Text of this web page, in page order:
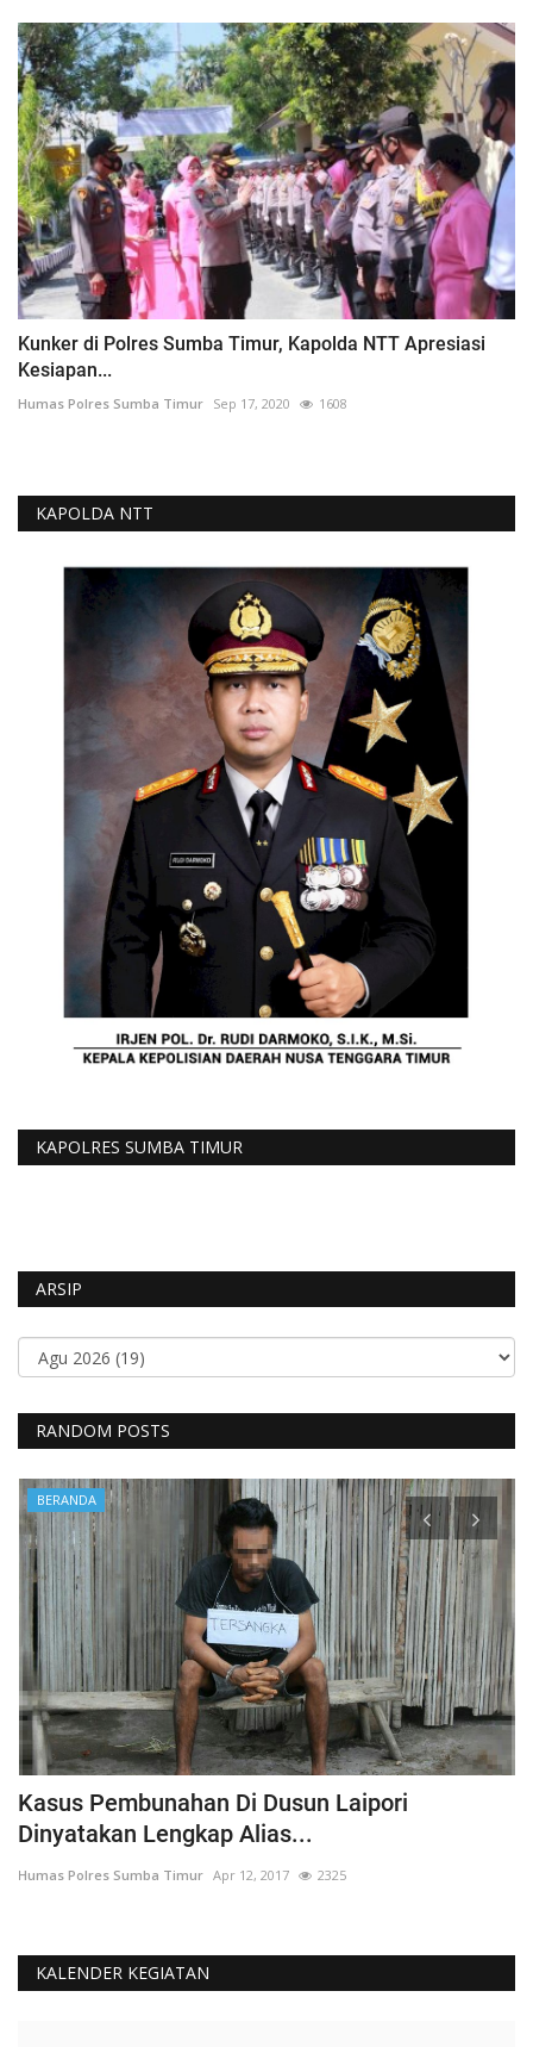
Kunker di Polres Sumba Timur, Kapolda NTT Apresiasi
Kesiapan...
Humas Polres Sumba Timur Sep 17, 2020 1608
KAPOLDA NTT
KAPOLRES SUMBA TIMUR
ARSIP
RANDOM POSTS
BERANDA
Kasus Pembunahan Di Dusun Laipori
Dinyatakan Lengkap Alias...
Humas Polres Sumba Timur Apr 12, 2017 2325
KALENDER KEGIATAN